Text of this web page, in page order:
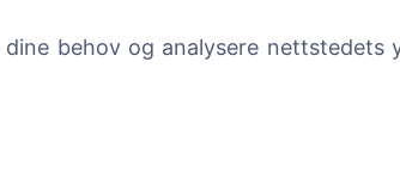
behov og analysere nettstedets